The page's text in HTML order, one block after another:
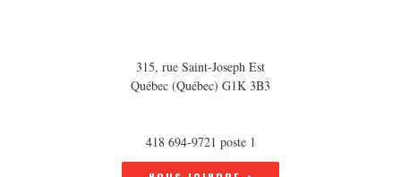
315, rue Saint-Joseph Est
Québec (Québec) G1K 3B3
418 694-9721 poste 1